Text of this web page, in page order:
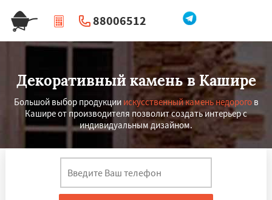
88006512
| Перезвоните мне
Декоративный камень в Кашире
Большой выбор продукции искусственный камень недорогов
Кашире от производителя позволит создать интерьер с
индивидуальным дизайном.